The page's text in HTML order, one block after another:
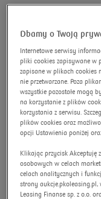
Słomczyn ul.
05-600 Grójec
Показати на
Години праці:
Понеділок -
Субота:
Неділя:
Dbamy o Twoją
Internetowe serwisy
pliki cookies zapisywane w
zapisane w plikach cookies
nie przetwarzane. Poza
wszystkie pozostałe mogą
na korzystanie z plików
korzystania z serwisu.
plików cookies oraz
opcji Ustawienia poniżej
Klikając przycisk Akceptuję
osobowych w celach
celach analitycznych i
strony
Leasing Finanse sp. z o.o.